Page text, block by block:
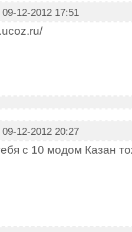
12-2012 17:51
12-2012 20:27
с 10 модом Казан